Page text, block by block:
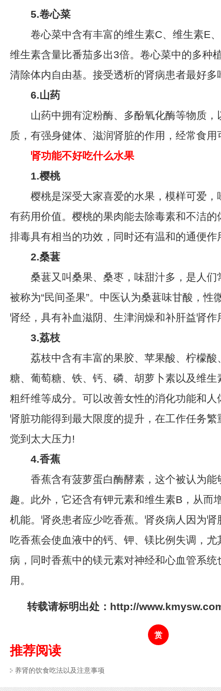
5.卷心菜
卷心菜中含有丰富的维生素C、维生素E、
维生素含量比番茄多出3倍。卷心菜中的多种
清除体内自由基。接受透析的肾病患者最好多
6.山药
山药中拥有淀粉酶、多酚氧化酶等物质，
质，有强身健体、滋润肾脏的作用，经常食
肾功能不好吃什么水果
1.樱桃
樱桃是深受大家喜爱的水果，模样可爱，
有药用价值。樱桃的果肉能去除毒素和不洁的
排毒具有相当的功效，同时还有温和的通便作
2.桑葚
桑葚又叫桑果、桑枣，味甜汁多，是人们
被称为“民间圣果”。中医认为桑葚味甘酸，性
肾经，具有补血滋阴、生津润燥和补肝益肾作
3.荔枝
荔枝中含有丰富的果胶、苹果酸、柠檬酸
糖、葡萄糖、铁、钙、磷、胡萝卜素以及维生
粗纤维等成分。可以改善女性的消化功能和人
肾脏功能得到最大限度的提升，在工作任务
觉到太大压力!
4.香蕉
香蕉含有菠萝蛋白酶酵素，这个被认为能
趣。此外，它还含有钾元素和维生素B，从而
机能。肾炎患者应少吃香蕉。肾炎病人因为肾
吃香蕉会使血液中的钙、钾、镁比例失调，尤
病，同时香蕉中的镁元素对神经和心血管系统
用。
转载请标明出处：http://
赏
推荐阅读
养肾的饮食吃法以及注意事项